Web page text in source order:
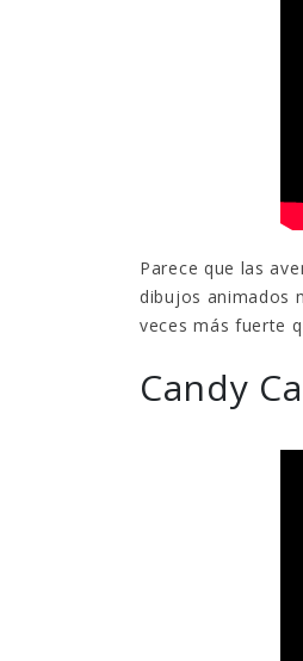
Parece que las
dibujos animados
veces más fuerte
Candy